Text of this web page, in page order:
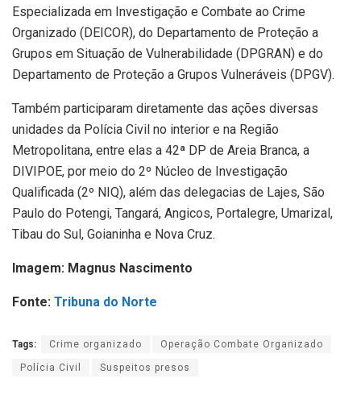
Especializada em Investigação e Combate ao Crime
Organizado (DEICOR), do Departamento de Proteção a
Grupos em Situação de Vulnerabilidade (DPGRAN) e do
Departamento de Proteção a Grupos Vulneráveis (DPGV).
Também participaram diretamente das ações diversas
unidades da Polícia Civil no interior e na Região
Metropolitana, entre elas a 42ª DP de Areia Branca, a
DIVIPOE, por meio do 2º Núcleo de Investigação
Qualificada (2º NIQ), além das delegacias de Lajes, São
Paulo do Potengi, Tangará, Angicos, Portalegre, Umarizal,
Tibau do Sul, Goianinha e Nova Cruz.
Imagem: Magnus Nascimento
Fonte: Tribuna do Norte
Tags: Crime organizado Operação Combate Organizado
Polícia Civil Suspeitos presos